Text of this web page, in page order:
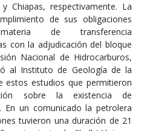
Chiapas, respectivamente. La
de sus obligaciones
de transferencia
con la adjudicación del bloque
Nacional de Hidrocarburos,
al Instituto de Geología de la
estos estudios que permitieron
sobre la existencia de
En un comunicado la petrolera
tuvieron una duración de 21